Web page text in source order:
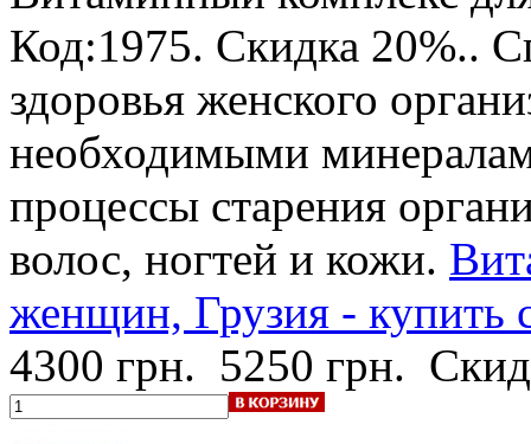
Код:1975. Скидка 20%..
здоровья женского
необходимыми
процессы старения
волос, ногтей и кожи.
женщин, Грузия - купить
4300 грн. 5250 грн.